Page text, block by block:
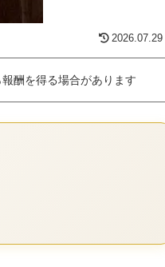
2026.07.29
酬を得る場合があります